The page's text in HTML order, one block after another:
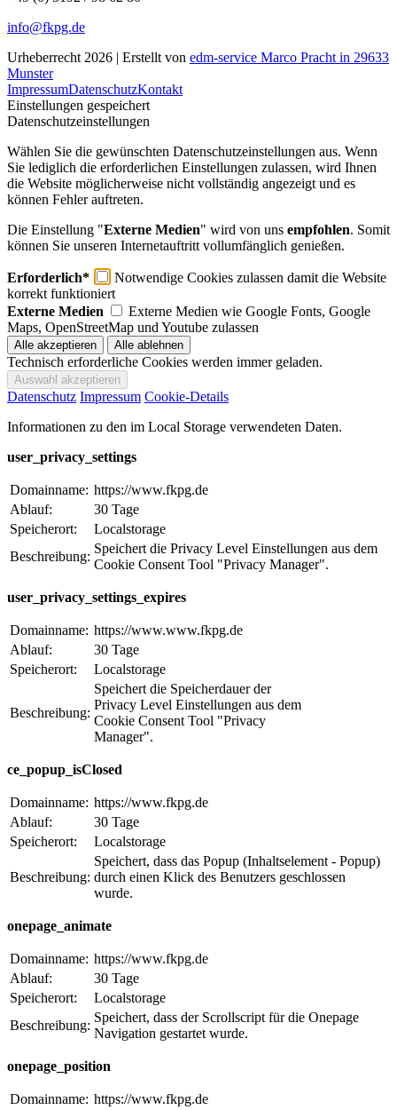
info@fkpg.de
Urheberrecht 2026 | Erstellt von edm-service Marco Pracht in 29633
Munster
ImpressumDatenschutzKontakt
Einstellungen gespeichert
Datenschutzeinstellungen
Wählen Sie die gewünschten Datenschutzeinstellungen aus. Wenn
Sie lediglich die erforderlichen Einstellungen zulassen, wird Ihnen
die Website möglicherweise nicht vollständig angezeigt und es
können Fehler auftreten.
Die Einstellung "Externe Medien" wird von uns empfohlen. Somit
können Sie unseren Internetauftritt vollumfänglich genießen.
Erforderlich*
Notwendige Cookies zulassen damit die Website
korrekt funktioniert
Externe Medien
Externe Medien wie Google Fonts, Google
Maps, OpenStreetMap und Youtube zulassen
Technisch erforderliche Cookies werden immer geladen.
Datenschutz Impressum Cookie-Details
Informationen zu den im Local Storage verwendeten Daten.
user_privacy_settings
Domainname: https://www.fkpg.de
Ablauf:
30 Tage
Speicherort:
Localstorage
Beschreibung:
Speichert die Privacy Level Einstellungen aus dem
Cookie Consent Tool "Privacy Manager".
user_privacy_settings_expires
Domainname: https://www.www.fkpg.de
Ablauf:
30 Tage
Speicherort:
Localstorage
Beschreibung:
Speichert die Speicherdauer der
Privacy Level Einstellungen aus dem
Cookie Consent Tool "Privacy
Manager".
ce_popup_isClosed
Domainname: https://www.fkpg.de
Ablauf:
30 Tage
Speicherort:
Localstorage
Beschreibung:
Speichert, dass das Popup (Inhaltselement - Popup)
durch einen Klick des Benutzers geschlossen
wurde.
onepage_animate
Domainname: https://www.fkpg.de
Ablauf:
30 Tage
Speicherort:
Localstorage
Beschreibung:
Speichert, dass der Scrollscript für die Onepage
Navigation gestartet wurde.
onepage_position
Domainname: https://www.fkpg.de